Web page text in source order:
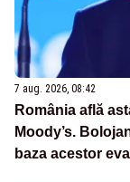
7 aug. 2026, 08:42
România află
Moody’s.
baza acestor